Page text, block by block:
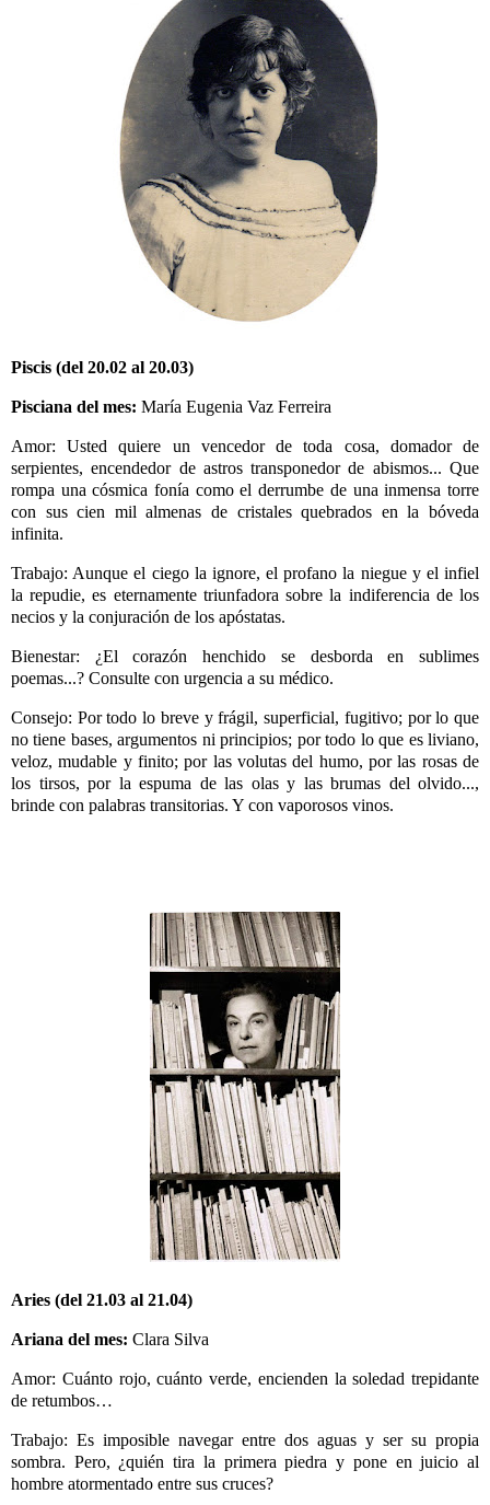
Piscis (del 20.02 al 20.03)
Pisciana del mes: María Eugenia Vaz Ferreira
Amor: Usted quiere un vencedor de toda cosa, domador de
serpientes, encendedor de astros transponedor de abismos... Que
rompa una cósmica fonía como el derrumbe de una inmensa torre
con sus cien mil almenas de cristales quebrados en la bóveda
infinita.
Trabajo: Aunque el ciego la ignore, el profano la niegue y el infiel
la repudie, es eternamente triunfadora sobre la indiferencia de los
necios y la conjuración de los apóstatas.
Bienestar: ¿El corazón henchido se desborda en sublimes
poemas...? Consulte con urgencia a su médico.
Consejo: Por todo lo breve y frágil, superficial, fugitivo; por lo que
no tiene bases, argumentos ni principios; por todo lo que es liviano,
veloz, mudable y finito; por las volutas del humo, por las rosas de
los tirsos, por la espuma de las olas y las brumas del olvido...,
brinde con palabras transitorias. Y con vaporosos vinos.
Aries (del 21.03 al 21.04)
Ariana del mes: Clara Silva
Amor: Cuánto rojo, cuánto verde, encienden la soledad trepidante
de retumbos…
Trabajo: Es imposible navegar entre dos aguas y ser su propia
sombra. Pero, ¿quién tira la primera piedra y pone en juicio al
hombre atormentado entre sus cruces?